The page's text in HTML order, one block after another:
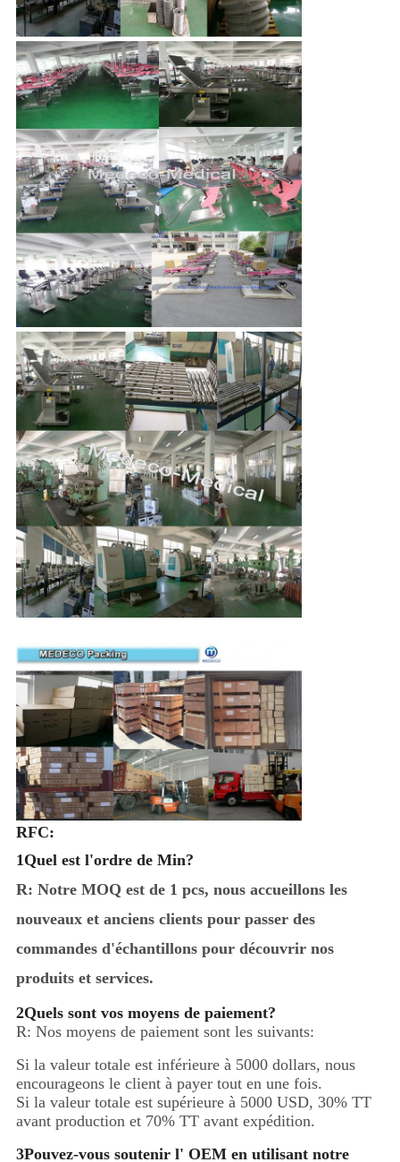
RFC:
1Quel est l'ordre de Min?
R: Notre MOQ est de 1 pcs, nous accueillons les
nouveaux et anciens clients pour passer des
commandes d'échantillons pour découvrir nos
produits et services.
2Quels sont vos moyens de paiement?
R: Nos moyens de paiement sont les suivants:
Si la valeur totale est inférieure à 5000 dollars, nous
encourageons le client à payer tout en une fois.
Si la valeur totale est supérieure à 5000 USD, 30% TT
avant production et 70% TT avant expédition.
3Pouvez-vous soutenir l' OEM en utilisant notre